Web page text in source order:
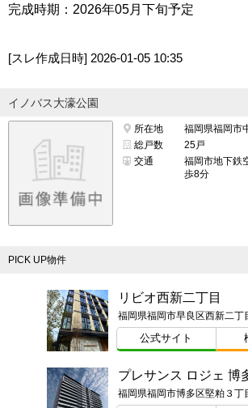
完成時期：2026年05月下旬予定
[スレ作成日時] 2026-01-05 10:35
イノバス大濠公園
所在地
福岡県福岡市
総戸数
25戸
交通
福岡市地下鉄
歩8分
PICK UP物件
リビオ西新二丁目
公式サイト
福岡県福岡市博多区堅粕３丁